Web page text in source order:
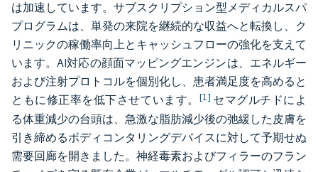
は加速しています。サブスクリプション型メディカルスパ
プログラムは、単発の来院を継続的な収益へと転換し、ク
リニックの稼働率向上とキャッシュフローの強化を支えて
います。AI対応の顔面マッピングエンジンは、エネルギー
および注射プロトコルを個別化し、患者満足度を高めると
ともに修正率を低下させています。 [1] セマグルチドによ
る体重減少の台頭は、急激な脂肪減少後の弛緩した皮膚を
引き締めるボディコンタリングデバイスに対して予期せぬ
需要回廊を開きました。神経毒素およびフィラーのフラン